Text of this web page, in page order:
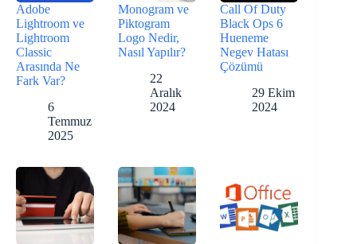
Adobe
Lightroom ve
Lightroom
Classic
Arasında Ne
Fark Var?
6
Temmuz
2025
Monogram ve
Piktogram
Logo Nedir,
Nasıl Yapılır?
22
Aralık
2024
Call Of Duty
Black Ops 6
Hueneme
Negev Hatası
Çözümü
29 Ekim
2024